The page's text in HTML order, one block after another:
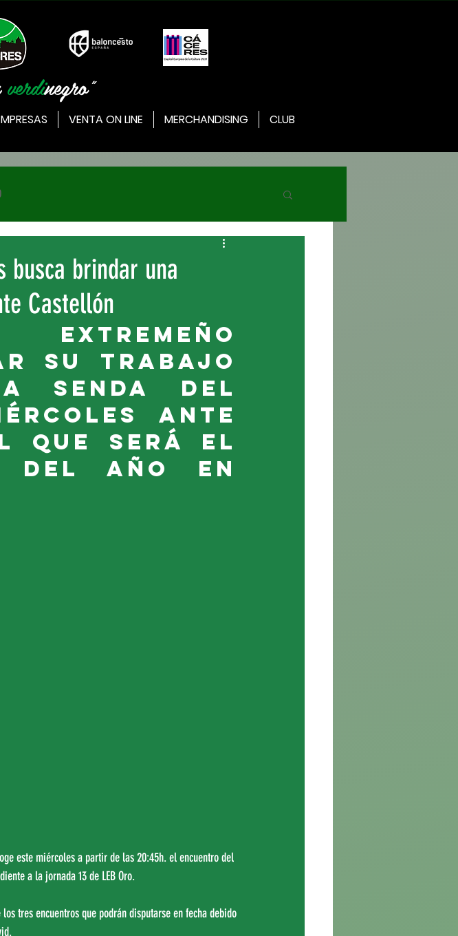
verdinegro"
VENTA ON LINE MERCHANDISING CLUB
busca brindar una
Castellón
su trabajo
senda del
ante
que será el
del año en
este miércoles a partir de las 20:45h. el encuentro del
a la jornada 13 de LEB Oro.
tres encuentros que podrán disputarse en fecha debido